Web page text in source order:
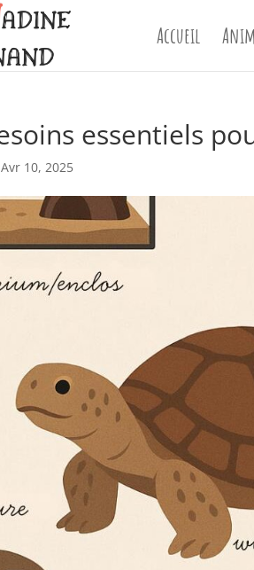
Accueil
essentiels
Avr 10, 2025